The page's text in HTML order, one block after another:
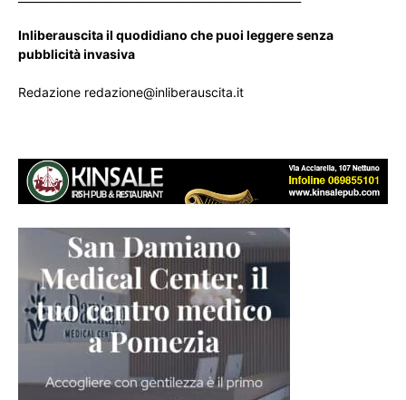
Inliberauscita il quodidiano che puoi leggere senza
pubblicità invasiva
Redazione redazione@inliberauscita.it